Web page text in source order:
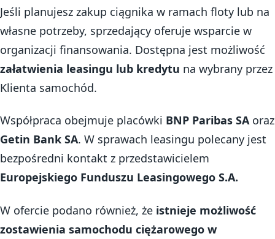
Jeśli planujesz zakup ciągnika w ramach floty lub na
własne potrzeby, sprzedający oferuje wsparcie w
organizacji finansowania. Dostępna jest możliwość
załatwienia leasingu lub kredytu na wybrany przez
Klienta samochód.
Współpraca obejmuje placówki BNP Paribas SAoraz
Getin Bank SA. W sprawach leasingu polecany jest
bezpośredni kontakt z przedstawicielem
Europejskiego Funduszu Leasingowego S.A.
W ofercie podano również, że istnieje możliwość
zostawienia samochodu ciężarowego w